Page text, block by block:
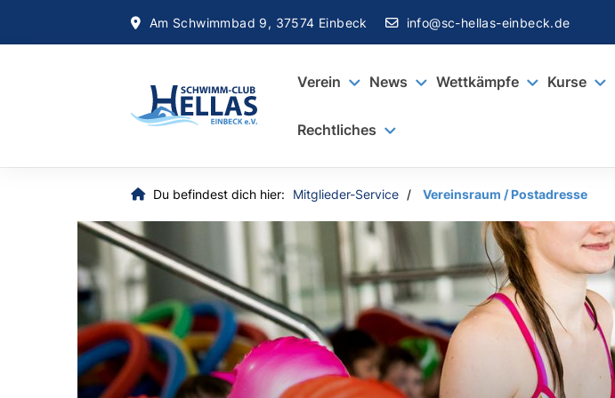
Am Schwimmbad 9, 37574 Einbeck info@sc-hellas-einbeck.de
Verein News Wettkämpfe Kurse
Rechtliches
Du befindest dich hier: Mitglieder-Service Vereinsraum / Postadresse